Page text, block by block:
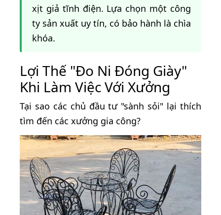
xịt giả tĩnh điện. Lựa chọn một công
ty sản xuất uy tín, có bảo hành là chìa
khóa.
Lợi Thế "Đo Ni Đóng Giày"
Khi Làm Việc Với Xưởng
Tại sao các chủ đầu tư "sành sỏi" lại thích
tìm đến các xưởng gia công?